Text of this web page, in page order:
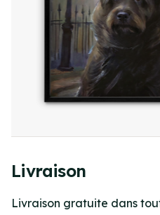
1
of
4
Livraison
Livraison gratuite dans